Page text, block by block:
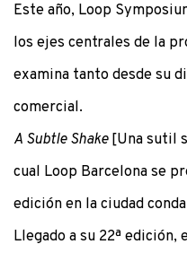
Este año, Loop
los ejes centrales de la
examina tanto desde su
comercial.
A Subtle Shake[Una sutil
cual Loop Barcelona se
edición en la ciudad
Llegado a su 22ª edición,